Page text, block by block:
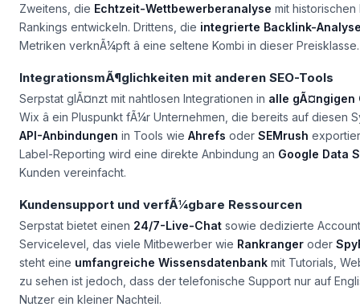
Zweitens, die Echtzeit-Wettbewerberanalyse mit
Rankings entwickeln. Drittens, die integrierte Backlink-
Metriken verknÃ¼pft â eine seltene Kombi in dieser Preisklasse.
IntegrationsmÃ¶glichkeiten mit anderen SEO-Tools
Serpstat glÃ¤nzt mit nahtlosen Integrationen in alle gÃ¤ngigen
Wix â ein Pluspunkt fÃ¼r Unternehmen, die bereits auf
API-Anbindungen in Tools wie Ahrefs oder SEMrush
Label-Reporting wird eine direkte Anbindung an Google Data
Kunden vereinfacht.
Kundensupport und verfÃ¼gbare Ressourcen
Serpstat bietet einen 24/7-Live-Chat sowie dedizierte
Servicelevel, das viele Mitbewerber wie Rankranger oder
steht eine umfangreiche Wissensdatenbank mit Tutorials,
zu sehen ist jedoch, dass der telefonische Support nur auf
Nutzer ein kleiner Nachteil.